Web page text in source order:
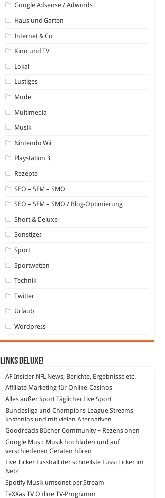
Google Adsense / Adwords
Haus und Garten
Internet & Co
Kino und TV
Lokal
Lustiges
Mode
Multimedia
Musik
Nintendo Wii
Playstation 3
Rezepte
SEO – SEM – SMO
SEO – SEM – SMO / Blog-Optimierung
Short & Deluxe
Sonstiges
Sport
Sportwetten
Technik
Twitter
Urlaub
Wordpress
Links DeLuXe!
AF InsiderNFL News, Berichte, Ergebnisse etc.
Affiliate Marketingfür Online-Casinos
Alles außer SportTäglicher Live Sport
Bundesliga und Champions League Streams
kostenlos und mit vielen Alternativen
GoodreadsBücher Community + Rezensionen
Google MusicMusik hochladen und auf
verschiedenen Geräten hören
Live Ticker Fussball
der schnellste Fussi Ticker im
Netz
SpotifyMusik umsonst per Stream
TeXXas TVOnline TV-Programm